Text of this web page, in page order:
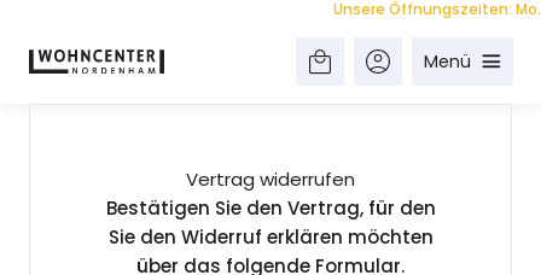
Unsere Öffnungszeiten: Mo.
Menü
Vertrag widerrufen
Bestätigen Sie den Vertrag, für den
Sie den Widerruf erklären möchten
über das folgende Formular.